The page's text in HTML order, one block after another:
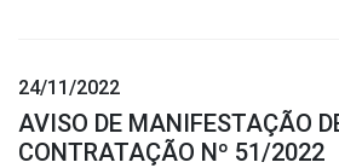
24/11/2022
AVISO DE MANIFESTAÇÃO
CONTRATAÇÃO Nº 51/2022